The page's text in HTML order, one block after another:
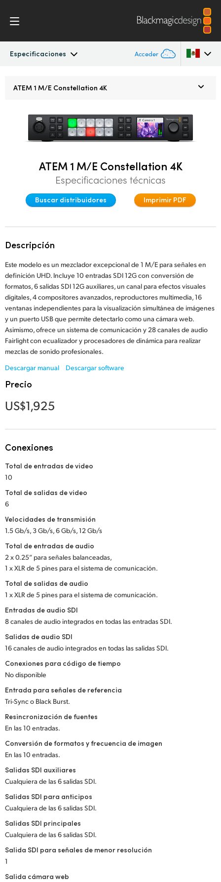
Especificaciones Acceder
Características
Advanced Panel
Austria
Canada
Denmark
Germany
Hong Kong SAR, China
India
Mexico
New Zealand
Portugal
Singapore
South Africa
España
Sweden
Chinese Taipei
UAE
Ukraine
United Kingdom
United States
ATEM 1 M/E Constellation 4K
ATEM 1 M/E Constellation 4K
Especificaciones técnicas
Buscar distribuidores Imprimir PDF
Descripción
Este modelo es un mezclador excepcional de 1 M/E para señales en
definición UHD. Incluye 10 entradas SDI 12G con conversión de
formatos, 6 salidas SDI 12G auxiliares, un canal para efectos visuales
digitales, 4 compositores avanzados, reproductores multimedia, 16
ventanas independientes para la visualización simultánea de imágenes
y un puerto USB que permite detectarlo como una cámara web.
Asimismo, ofrece un sistema de comunicación y 28 canales de audio
Fairlight con ecualizador y procesadores de dinámica para realizar
mezclas de sonido profesionales.
Descargar manual
Descargar software
Precio
US$1,925
Conexiones
Total de entradas de video
10
Total de salidas de video
6
Velocidades de transmisión
1.5 Gb/s, 3 Gb/s, 6 Gb/s, 12 Gb/s
Total de entradas de audio
2 x 0.25” para señales balanceadas,
1 x XLR de 5 pines para el sistema de comunicación.
Total de salidas de audio
1 x XLR de 5 pines para el sistema de comunicación.
Entradas de audio SDI
8 canales de audio integrados en todas las entradas SDI.
Salidas de audio SDI
16 canales de audio integrados en todas las salidas SDI.
Conexiones para código de tiempo
No disponible
Entrada para señales de referencia
Tri-Sync o Black Burst.
Resincronización de fuentes
En las 10 entradas.
Conversión de formatos y frecuencia de imagen
En las 10 entradas.
Salidas SDI auxiliares
Cualquiera de las 6 salidas SDI.
Salidas SDI para anticipos
Cualquiera de las 6 salidas SDI.
Salidas SDI principales
Cualquiera de las 6 salidas SDI.
Salida SDI para señales de menor resolución
1
Salida cámara web